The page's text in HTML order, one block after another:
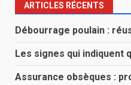
ARTICLES RÉCENTS
Débourrage poulain :
Les signes qui indiquent
Assurance obsèques :